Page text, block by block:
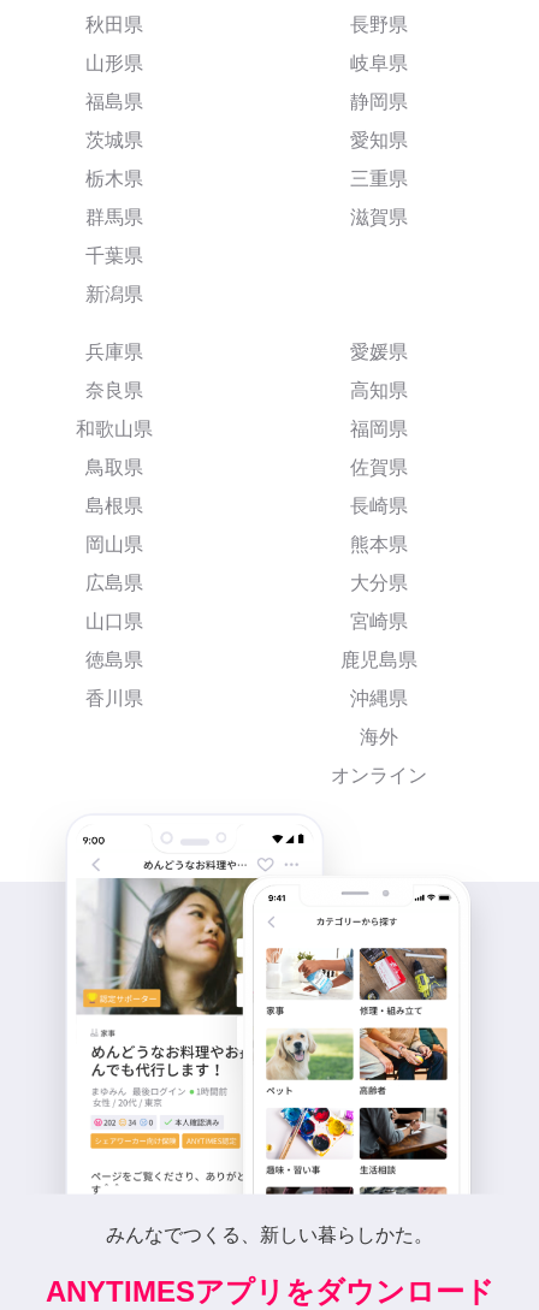
秋田県
山形県
福島県
茨城県
栃木県
群馬県
千葉県
新潟県
長野県
岐阜県
静岡県
愛知県
三重県
滋賀県
兵庫県
奈良県
和歌山県
鳥取県
島根県
岡山県
広島県
山口県
徳島県
香川県
愛媛県
高知県
福岡県
佐賀県
長崎県
熊本県
大分県
宮崎県
鹿児島県
沖縄県
海外
オンライン
みんなでつくる、新しい暮らしかた。
ANYTIMESアプリをダウンロード